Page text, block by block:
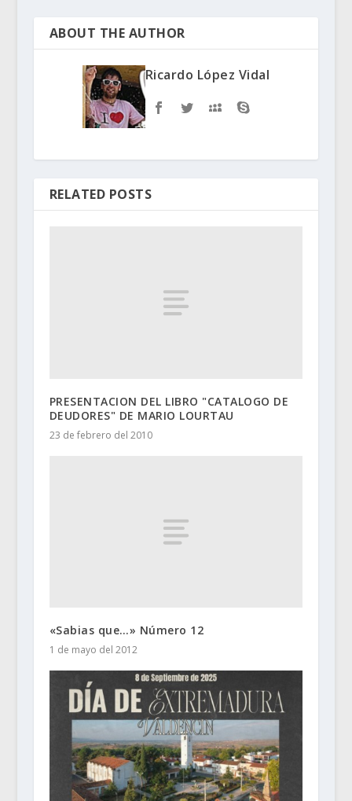
ABOUT THE AUTHOR
Ricardo López Vidal
RELATED POSTS
PRESENTACION DEL LIBRO "CATALOGO DE
DEUDORES" DE MARIO LOURTAU
23 de febrero del 2010
«Sabias que…» Número 12
1 de mayo del 2012